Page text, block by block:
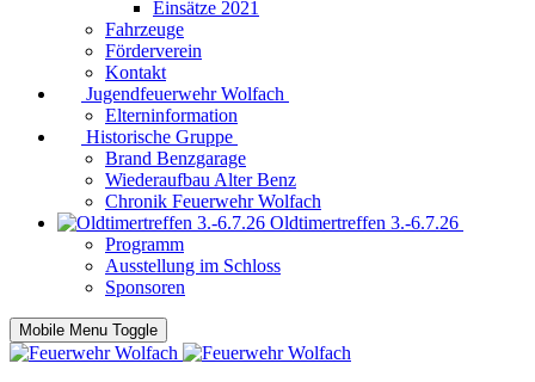
Einsätze 2021
Fahrzeuge
Förderverein
Kontakt
Jugendfeuerwehr Wolfach
Elterninformation
Historische Gruppe
Brand Benzgarage
Wiederaufbau Alter Benz
Chronik Feuerwehr Wolfach
Oldtimertreffen 3.-6.7.26
Programm
Ausstellung im Schloss
Sponsoren
Mobile Menu Toggle